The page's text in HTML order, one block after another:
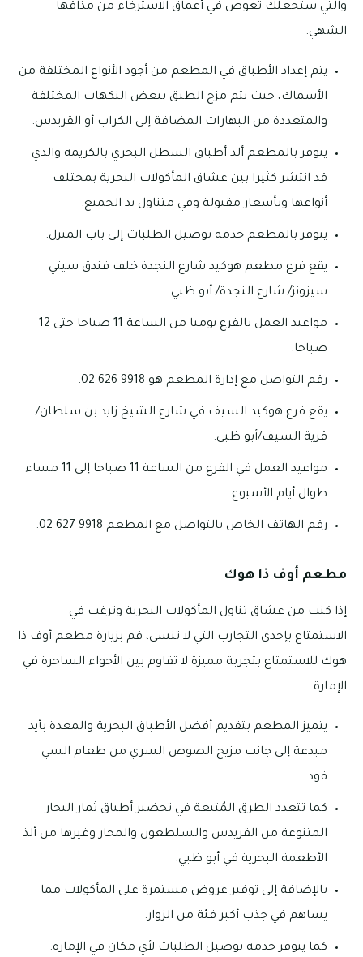
والتي ستجعلك تغوص في أعماق الاسترخاء من مذاقها
الشهي.
يتم إعداد الأطباق في المطعم من أجود الأنواع المختلفة من
الأسماك، حيث يتم مزج الطبق ببعض النكهات المختلفة
والمتعددة من البهارات المضافة إلى الكراب أو القريدس.
يتوفر بالمطعم ألذ أطباق السطل البحري بالكريمة والذي
قد انتشر كثيرا بين عشاق المأكولات البحرية بمختلف
أنواعها وبأسعار مقبولة وفي متناول يد الجميع.
يتوفر بالمطعم خدمة توصيل الطلبات إلى باب المنزل.
يقع فرع مطعم هوكيد شارع النجدة خلف فندق سيتي
سيزونز/ شارع النجدة/ أبو ظبي.
مواعيد العمل بالفرع يوميا من الساعة 11 صباحا حتى 12
صباحا.
رقم التواصل مع إدارة المطعم هو 9918 626 02.
يقع فرع هوكيد السيف في شارع الشيخ زايد بن سلطان/
قرية السيف/أبو ظبي.
مواعيد العمل في الفرع من الساعة 11 صباحا إلى 11 مساء
طوال أيام الأسبوع.
رقم الهاتف الخاص بالتواصل مع المطعم 9918 627 02.
مطعم أوف ذا هوك
إذا كنت من عشاق تناول المأكولات البحرية وترغب في
الاستمتاع بإحدى التجارب التي لا تنسى، قم بزيارة مطعم أوف ذا
هوك للاستمتاع بتجربة مميزة لا تقاوم بين الأجواء الساحرة في
الإمارة.
يتميز المطعم بتقديم أفضل الأطباق البحرية والمعدة بأيد
مبدعة إلى جانب مزيج الصوص السري من طعام السي
فود.
كما تتعدد الطرق المُتبعة في تحضير أطباق ثمار البحار
المتنوعة من القريدس والسلطعون والمحار وغيرها من ألذ
الأطعمة البحرية في أبو ظبي.
بالإضافة إلى توفير عروض مستمرة على المأكولات مما
يساهم في جذب أكبر فئة من الزوار.
كما يتوفر خدمة توصيل الطلبات لأي مكان في الإمارة.